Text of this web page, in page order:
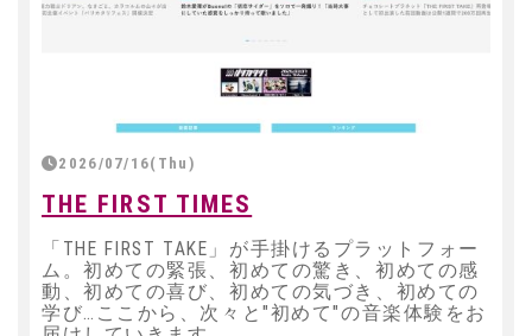
2026/07/16(Thu)
THE FIRST TIMES
「THE FIRST TAKE」が手掛けるプラットフォー
ム。初めての緊張、初めての驚き、初めての感
動、初めての喜び、初めての気づき、初めての
学び…ここから、次々と"初めて"の音楽体験をお